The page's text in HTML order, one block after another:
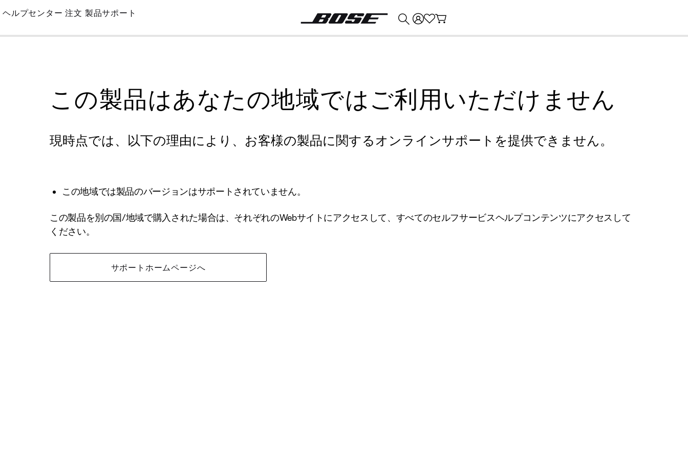
Skip
Main
ヘルプセンター 注文 製品サポート
この製品はあなたの地域ではご利用いただけません
現時点では、以下の理由により、お客様の製品に関するオンラインサポートを提供できません。
この地域では製品のバージョンはサポートされていません。
この製品を別の国/地域で購入された場合は、それぞれのWebサイトにアクセスして、すべてのセルフサービスヘルプコンテンツにアクセスして
ください。
サポートホームページへ